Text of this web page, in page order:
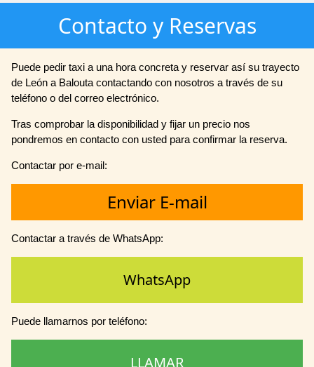
Contacto y Reservas
Puede pedir taxi a una hora concreta y reservar así su trayecto
de León a Balouta contactando con nosotros a través de su
teléfono o del correo electrónico.
Tras comprobar la disponibilidad y fijar un precio nos
pondremos en contacto con usted para confirmar la reserva.
Contactar por e-mail:
Enviar E-mail
Contactar a través de WhatsApp:
WhatsApp
Puede llamarnos por teléfono:
LLAMAR